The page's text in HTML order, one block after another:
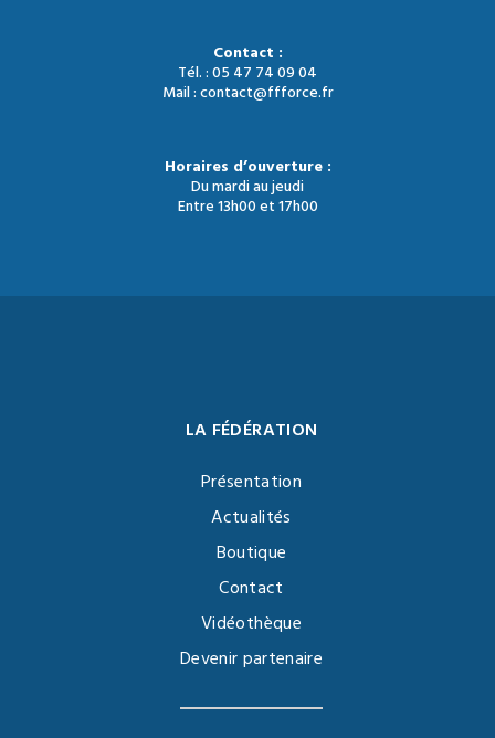
Contact :
Tél. : 05 47 74 09 04
Mail : contact@ffforce.fr
Horaires d’ouverture :
Du mardi au jeudi
Entre 13h00 et 17h00
LA FÉDÉRATION
Présentation
Actualités
Boutique
Contact
Vidéothèque
Devenir partenaire